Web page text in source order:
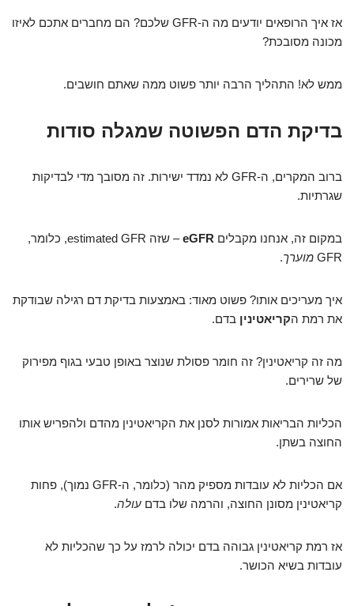
אז איך הרופאים יודעים מה ה-GFR שלכם? הם מחברים אתכם לאיזו
מכונה מסובכת?
ממש לא! התהליך הרבה יותר פשוט ממה שאתם חושבים.
בדיקת הדם הפשוטה שמגלה סודות
ברוב המקרים, ה-GFR לא נמדד ישירות. זה מסובך מדי לבדיקות
שגרתיות.
במקום זה, אנחנו מקבלים eGFR
– שזה estimated GFR, כלומר,
GFR מוערך.
איך מעריכים אותו? פשוט מאוד: באמצעות בדיקת דם רגילה שבודקת
את רמת הקריאטינין בדם.
מה זה קריאטינין? זה חומר פסולת שנוצר באופן טבעי בגוף מפירוק
של שרירים.
הכליות הבריאות אמורות לסנן את הקריאטינין מהדם ולהפריש אותו
החוצה בשתן.
אם הכליות לא עובדות מספיק מהר (כלומר, ה-GFR נמוך), פחות
קריאטינין מסונן החוצה, והרמה שלו בדם עולה.
אז רמת קריאטינין גבוהה בדם יכולה לרמז על כך שהכליות לא
עובדות בשיא הכושר.